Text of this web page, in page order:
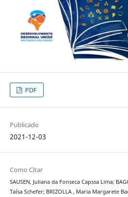
PDF
Publicado
2021-12-03
Como Citar
SAUSEN, Juliana da Fonseca Capssa Lima;
Taísa Schefer; BRIZOLLA , Maria Margarete